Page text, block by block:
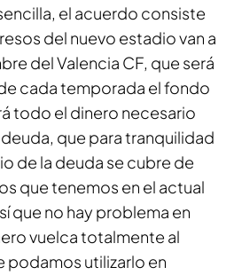
el acuerdo consiste
del nuevo estadio van a
del Valencia CF, que será
cada temporada el fondo
todo el dinero necesario
que para tranquilidad
de la deuda se cubre de
que tenemos en el actual
que no hay problema en
vuelca totalmente al
podamos utilizarlo en